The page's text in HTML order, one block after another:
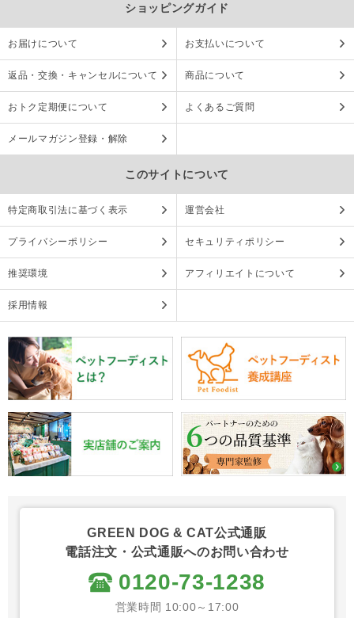
ショッピングガイド
お届けについて お支払いについて
返品・交換・キャンセルについて 商品について
おトク定期便について よくあるご質問
メールマガジン登録・解除
このサイトについて
特定商取引法に基づく表示 運営会社
プライバシーポリシー セキュリティポリシー
推奨環境 アフィリエイトについて
採用情報
GREEN DOG & CAT公式通販
電話注文・公式通販へのお問い合わせ
0120-73-1238
営業時間 10:00～17:00